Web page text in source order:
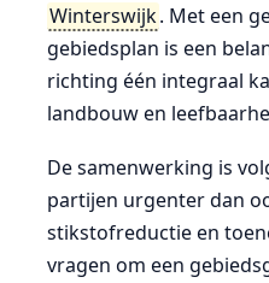
Winterswijk. Met een
gebiedsplan is een
richting één integraal
landbouw en
De samenwerking is
partijen urgenter dan
stikstofreductie en
vragen om een